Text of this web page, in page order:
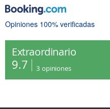
Opiniones 100% verificadas
Extraordinario
9.7 3 opiniones